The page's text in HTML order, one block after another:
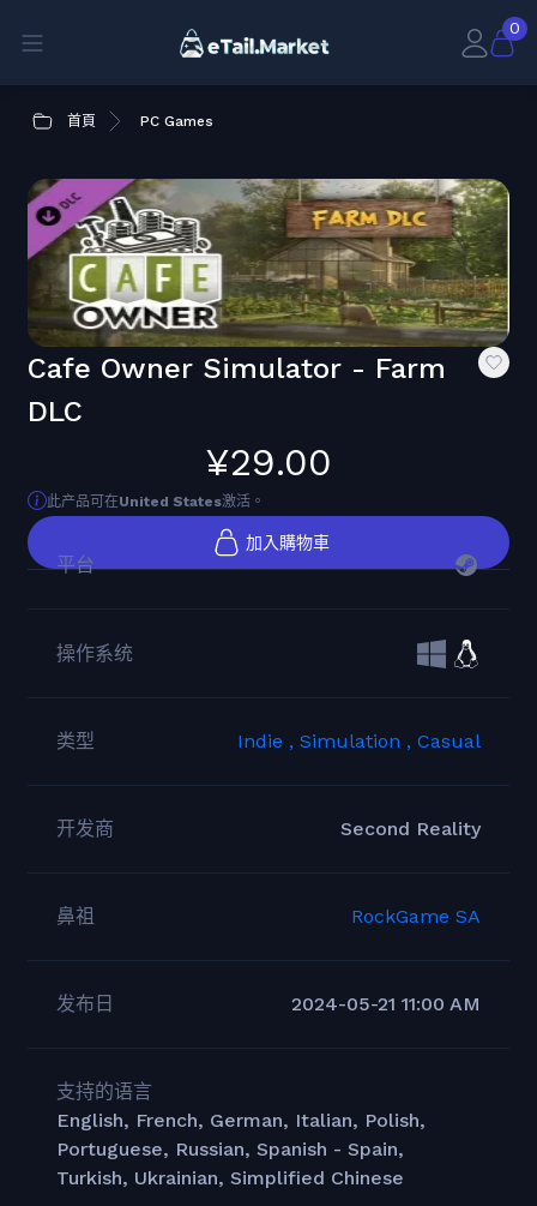
0
首頁 PC Games
Cafe Owner Simulator - Farm
DLC
¥29.00
此产品可在United States激活。
加入購物車
平台
操作系统
类型 Indie , Simulation , Casual
开发商 Second Reality
鼻祖 RockGame SA
发布日 2024-05-21 11:00 AM
支持的语言
English, French, German, Italian, Polish,
Portuguese, Russian, Spanish - Spain,
Turkish, Ukrainian, Simplified Chinese